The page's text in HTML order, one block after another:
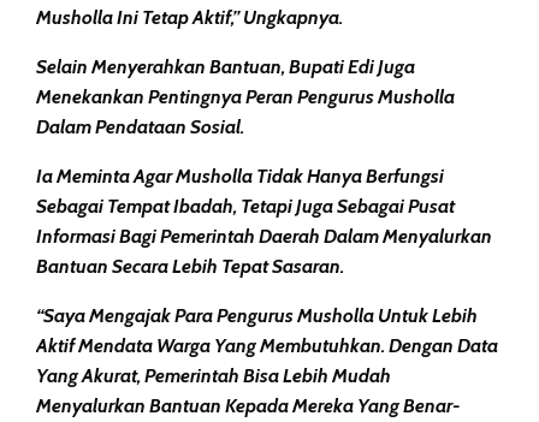
Musholla Ini Tetap Aktif,” Ungkapnya.
Selain Menyerahkan Bantuan, Bupati Edi Juga
Menekankan Pentingnya Peran Pengurus Musholla
Dalam Pendataan Sosial.
Ia Meminta Agar Musholla Tidak Hanya Berfungsi
Sebagai Tempat Ibadah, Tetapi Juga Sebagai Pusat
Informasi Bagi Pemerintah Daerah Dalam Menyalurkan
Bantuan Secara Lebih Tepat Sasaran.
“Saya Mengajak Para Pengurus Musholla Untuk Lebih
Aktif Mendata Warga Yang Membutuhkan. Dengan Data
Yang Akurat, Pemerintah Bisa Lebih Mudah
Menyalurkan Bantuan Kepada Mereka Yang Benar-